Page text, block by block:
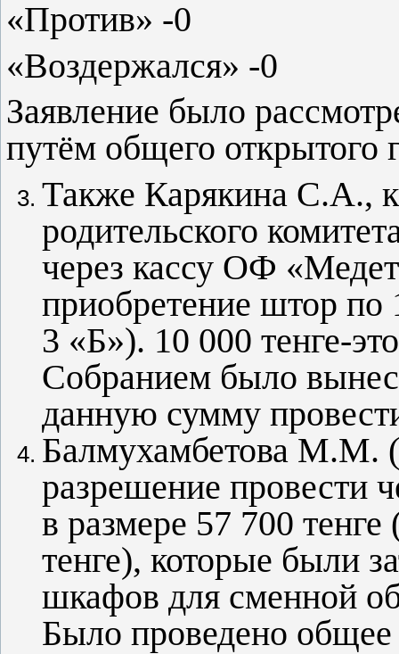
«Против» -0
«Воздержался» -0
Заявление было
путём общего открытого
Также Карякина С.А.,
родительского
через кассу ОФ
приобретение штор по
3 «Б»). 10 000 тенге-
Собранием было
данную сумму
Балмухамбетова М.М.
разрешение провести
в размере 57 700
тенге), которые были
шкафов для сменной
Было проведено общее